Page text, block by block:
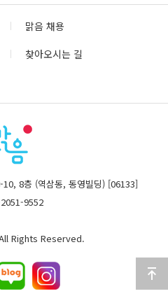
맑음 채용
찾아오시는 길
8층 (역삼동, 동영빌딩) [06133]
9552
Rights Reserved.